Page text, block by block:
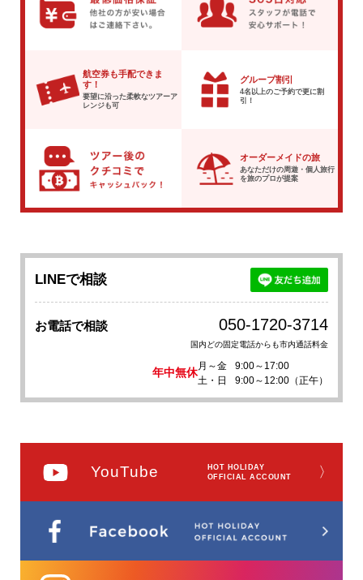
航空券も手配できま
す！
要望に沿った柔軟なツアーア
レンジも可
グループ割引
4名以上のご予約で更に割
引！
オーダーメイドの旅
あなただけの周遊・個人旅行
を旅のプロが提案
LINEで相談
お電話で相談 050-1720-3714
国内どの固定電話からも市内通話料金
年中無休
月～金
9:00～17:00
土・日
9:00～12:00（正午）
YouTube
HOT HOLIDAY
OFFICIAL ACCOUNT
〉